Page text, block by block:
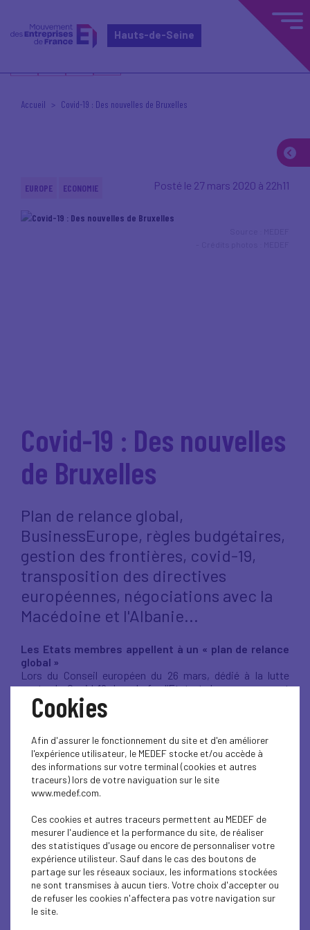
Hauts-de-Seine
Accueil Covid-19 : Des nouvelles de Bruxelles
EUROPE ECONOMIE Posté le 27 mars 2020 à 22h11
Covid-19 : Des nouvelles
de Bruxelles
Plan de relance global,
BusinessEurope, règles budgétaires,
gestion des frontières, covid-19,
transposition des directives
européennes, négociations avec la
Macédoine et l'Albanie...
Les Etats membres appellent à un « plan de relance
global »
Lors du Conseil européen du 26 mars, dédié à la lutte
contre le Covid-19, les chefs d’Etat et de gouvernement
demandent un plan de relance. Pour le financer, neuf pays
(Italie, Espagne, France, Grèce, Irlande, Belgique,
de « corona bonds », un instrument de dettes commun
pour lever des fonds sur les marchés au profit de tous les
Etats.
Appel de BusinessEurope aux dirigeants européens
gouvernement ainsi qu’aux présidents des institutions, le
Medef et ses homologues européens insistent sur les
mesures urgentes à prendre pour assurer la liquidité et la
poursuite des activités. Ils rappellent la nécessité d’un bon
fonctionnement du marché intérieur et l’importance
d’investir dans le numérique. Ils demandent aussi la
suspension de toutes initiatives non indispensables et qui
seraient coûteuses pour les entreprises.
Cookies
Afin d'assurer le fonctionnement du site et d'en améliorer
l'expérience utilisateur, le MEDEF stocke et/ou accède à
des informations sur votre terminal (cookies et autres
traceurs) lors de votre naviguation sur le site
www.medef.com.
Ces cookies et autres traceurs permettent au MEDEF de
mesurer l'audience et la performance du site, de réaliser
des statistiques d'usage ou encore de personnaliser votre
expérience utilisteur. Sauf dans le cas des boutons de
partage sur les réseaux sociaux, les informations stockées
ne sont transmises à aucun tiers. Votre choix d'accepter ou
de refuser les cookies n'affectera pas votre navigation sur
le site.